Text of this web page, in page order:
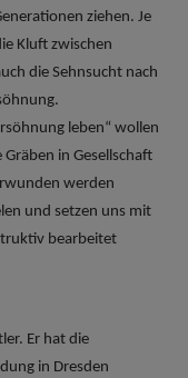
ziehen. Je
Kluft zwischen
die Sehnsucht nach
leben“ wollen
in Gesellschaft
werden
und setzen uns mit
bearbeitet
Er hat die
in Dresden